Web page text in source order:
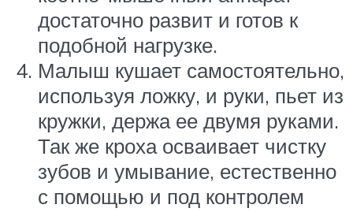
достаточно развит и готов к
подобной нагрузке.
Малыш кушает самостоятельно,
используя ложку, и руки, пьет из
кружки, держа ее двумя руками.
Так же кроха осваивает чистку
зубов и умывание, естественно
с помощью и под контролем